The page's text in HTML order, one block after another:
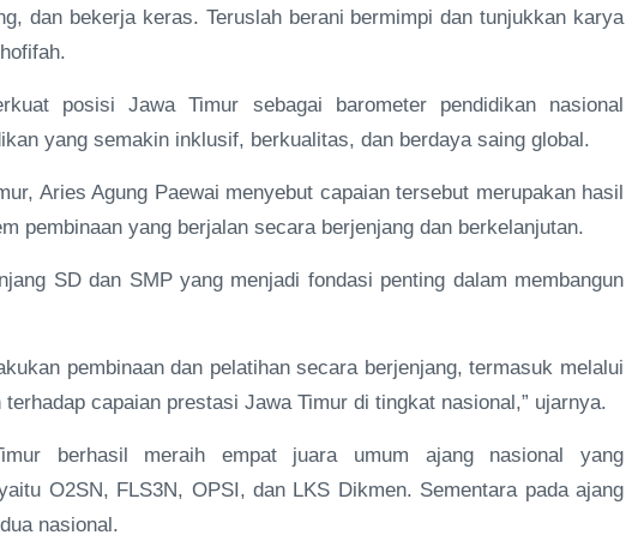
dan bekerja keras. Teruslah berani bermimpi dan tunjukkan karya
posisi Jawa Timur sebagai barometer pendidikan nasional
yang semakin inklusif, berkualitas, dan berdaya saing global.
Aries Agung Paewai menyebut capaian tersebut merupakan hasil
pembinaan yang berjalan secara berjenjang dan berkelanjutan.
SD dan SMP yang menjadi fondasi penting dalam membangun
pembinaan dan pelatihan secara berjenjang, termasuk melalui
capaian prestasi Jawa Timur di tingkat nasional,” ujarnya.
berhasil meraih empat juara umum ajang nasional yang
O2SN, FLS3N, OPSI, dan LKS Dikmen. Sementara pada ajang
nasional.